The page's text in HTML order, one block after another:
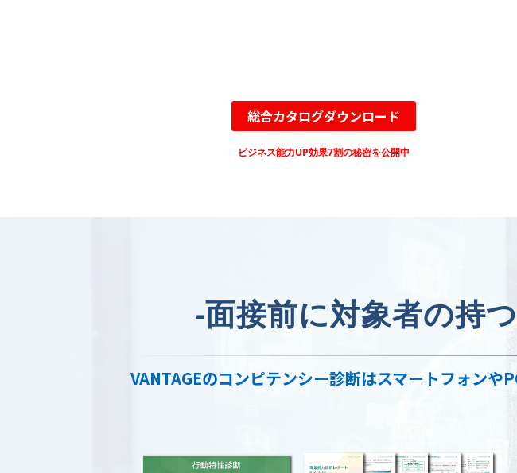
総合カタログダウンロード
ビジネス能力UP効果7割の秘密を公開中
-面接前に対象者の持
VANTAGEのコンピテンシー診断はスマートフォンや